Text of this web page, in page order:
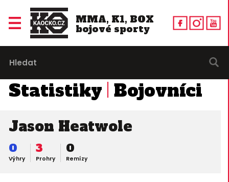
MMA, K1, BOX
bojové sporty
Statistiky Bojovníci
Jason Heatwole
Výhry
0
Prohry
3
Remízy
0